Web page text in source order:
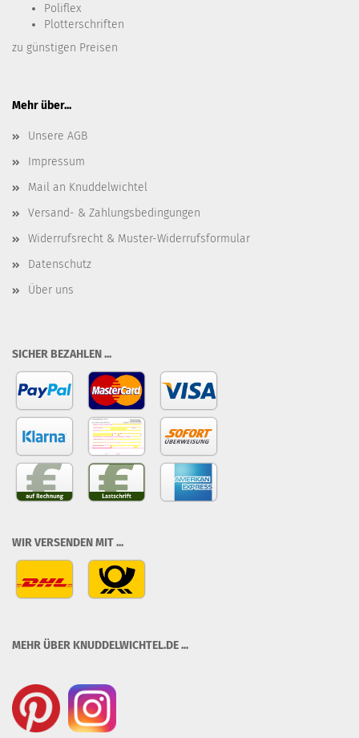
Poliflex
Plotterschriften
zu günstigen Preisen
Mehr über...
Unsere AGB
Impressum
Mail an Knuddelwichtel
Versand- & Zahlungsbedingungen
Widerrufsrecht & Muster-Widerrufsformular
Datenschutz
Über uns
SICHER BEZAHLEN ...
WIR VERSENDEN MIT ...
MEHR ÜBER KNUDDELWICHTEL.DE ...